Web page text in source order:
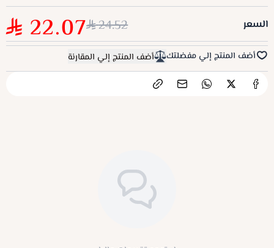
السعر 24.52
22.07
أضف المنتج إلي مفضلتك أضف المنتج إلي المقارنة